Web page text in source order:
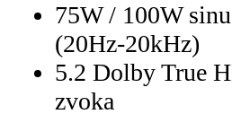
75W / 100W
(20Hz-20kHz)
5.2 Dolby True
zvoka